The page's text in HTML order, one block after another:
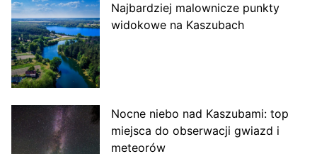
Najbardziej malownicze punkty
widokowe na Kaszubach
Nocne niebo nad Kaszubami: top
miejsca do obserwacji gwiazd i
meteorów